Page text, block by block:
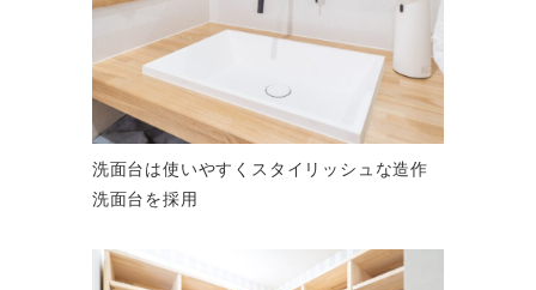
洗面台は使いやすくスタイリッシュな造作
洗面台を採用